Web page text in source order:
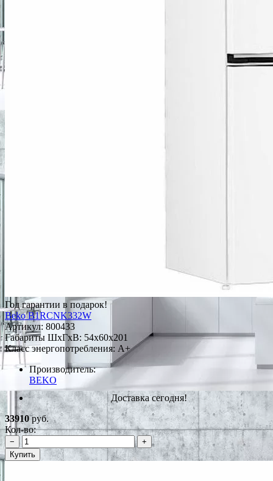
Год гарантии в подарок!
Beko B1RCNK332W
Артикул: 800433
Габариты ШxГxВ: 54x60x201
Класс энергопотребления: A+
Производитель:
BEKO
Доставка сегодня!
33910руб.
Кол-во:
−
+
Купить